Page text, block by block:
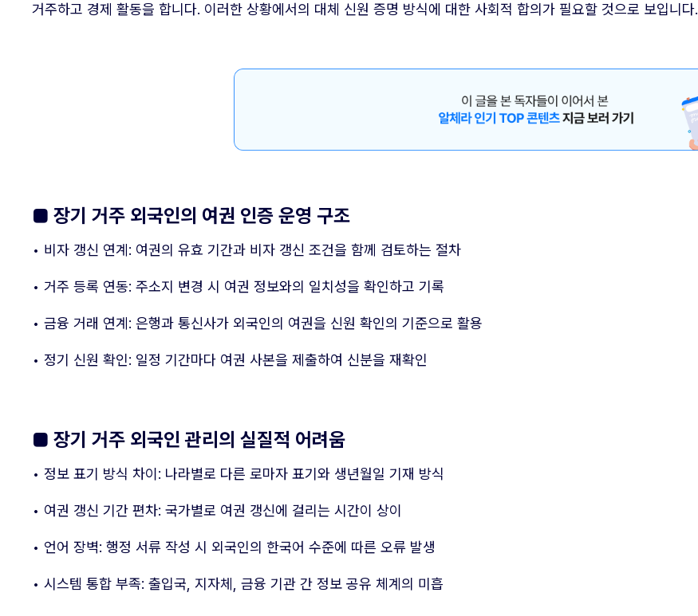
거주하고 경제 활동을 합니다. 이러한 상황에서의 대체 신원 증명 방식에 대한 사회적 합의가 필요할 것으로 보입니다.
■ 장기 거주 외국인의 여권 인증 운영 구조
• 비자 갱신 연계: 여권의 유효 기간과 비자 갱신 조건을 함께 검토하는 절차
• 거주 등록 연동: 주소지 변경 시 여권 정보와의 일치성을 확인하고 기록
• 금융 거래 연계: 은행과 통신사가 외국인의 여권을 신원 확인의 기준으로 활용
• 정기 신원 확인: 일정 기간마다 여권 사본을 제출하여 신분을 재확인
■ 장기 거주 외국인 관리의 실질적 어려움
• 정보 표기 방식 차이: 나라별로 다른 로마자 표기와 생년월일 기재 방식
• 여권 갱신 기간 편차: 국가별로 여권 갱신에 걸리는 시간이 상이
• 언어 장벽: 행정 서류 작성 시 외국인의 한국어 수준에 따른 오류 발생
• 시스템 통합 부족: 출입국, 지자체, 금융 기관 간 정보 공유 체계의 미흡